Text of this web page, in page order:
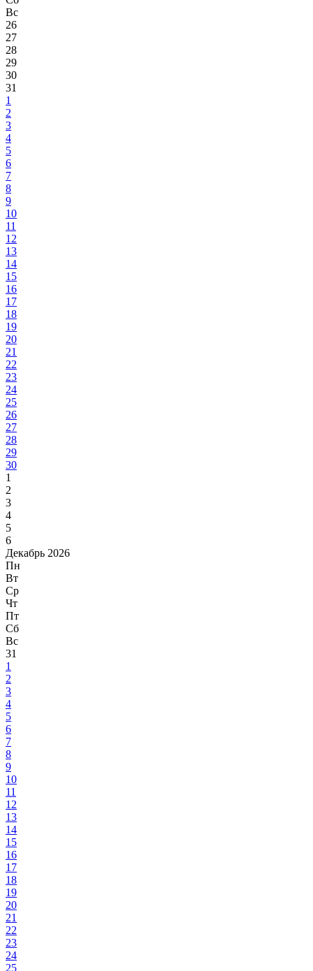
Вс
26
27
28
29
30
31
1
2
3
4
5
6
7
8
9
10
11
12
13
14
15
16
17
18
19
20
21
22
23
24
25
26
27
28
29
30
1
2
3
4
5
6
Декабрь 2026
Пн
Вт
Ср
Чт
Пт
Сб
Вс
31
1
2
3
4
5
6
7
8
9
10
11
12
13
14
15
16
17
18
19
20
21
22
23
24
25